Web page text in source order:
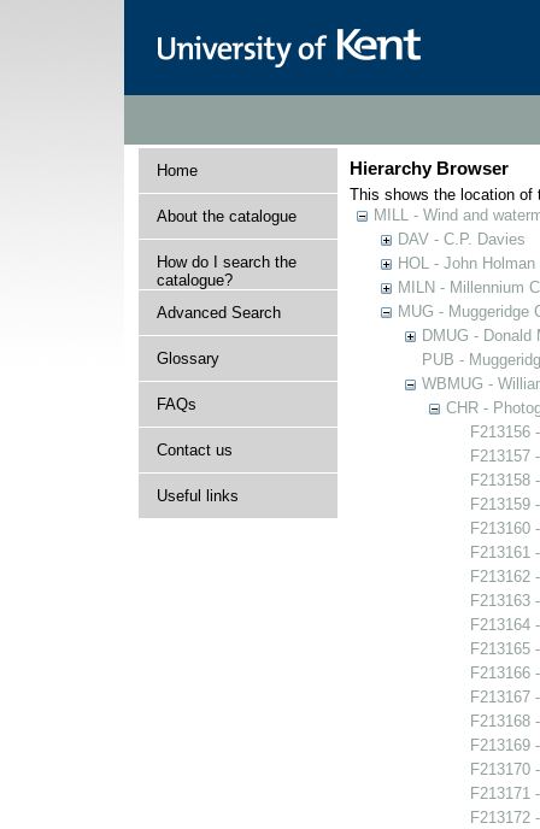
Home
About the catalogue
How do I search the
catalogue?
Advanced Search
Glossary
FAQs
Contact us
Useful links
Hierarchy Browser
This shows the location of
MILL - Wind and
DAV - C.P. Davies
HOL - John
MILN - Millennium
MUG - Muggeridge
DMUG - Donald
PUB -
WBMUG -
CHR -
F213156
F213157
F213158
F213159
F213160
F213161
F213162
F213163
F213164
F213165
F213166
F213167
F213168
F213169
F213170
F213171
F213172